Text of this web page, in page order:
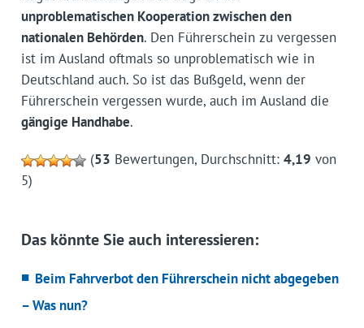
unproblematischen Kooperation zwischen den
nationalen Behörden. Den Führerschein zu vergessen
ist im Ausland oftmals so unproblematisch wie in
Deutschland auch. So ist das Bußgeld, wenn der
Führerschein vergessen wurde, auch im Ausland die
gängige Handhabe.
(53 Bewertungen, Durchschnitt: 4,19 von
5)
Das könnte Sie auch interessieren:
Beim Fahrverbot den Führerschein nicht abgegeben
– Was nun?